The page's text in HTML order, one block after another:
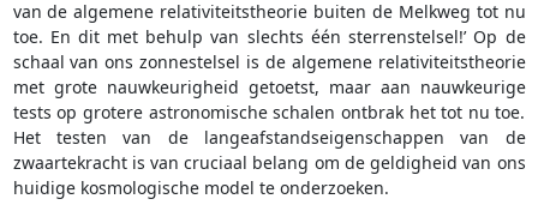
van de algemene relativiteitstheorie buiten de Melkweg tot nu
toe. En dit met behulp van slechts één sterrenstelsel!’ Op de
schaal van ons zonnestelsel is de algemene relativiteitstheorie
met grote nauwkeurigheid getoetst, maar aan nauwkeurige
tests op grotere astronomische schalen ontbrak het tot nu toe.
Het testen van de langeafstandseigenschappen van de
zwaartekracht is van cruciaal belang om de geldigheid van ons
huidige kosmologische model te onderzoeken.